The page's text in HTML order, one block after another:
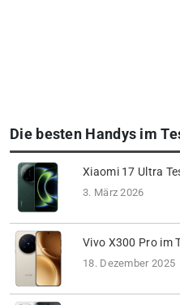
Die besten Handys im
Xiaomi 17 Ultra
3. März 2026
Vivo X300 Pro im
18. Dezember 2025